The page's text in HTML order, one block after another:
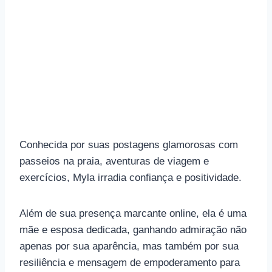
Conhecida por suas postagens glamorosas com
passeios na praia, aventuras de viagem e
exercícios, Myla irradia confiança e positividade.
Além de sua presença marcante online, ela é uma
mãe e esposa dedicada, ganhando admiração não
apenas por sua aparência, mas também por sua
resiliência e mensagem de empoderamento para